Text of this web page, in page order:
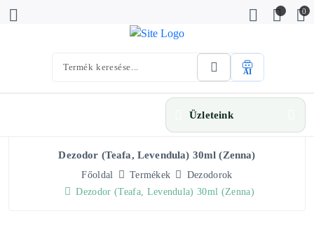
0
AI
Üzleteink
Dezodor (teafa, Levendula) 30ml (Zenna)
Főoldal Termékek
Dezodorok
Dezodor (teafa, Levendula) 30ml (Zenna)